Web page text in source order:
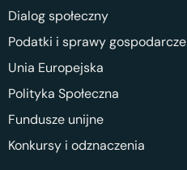
Dialog społeczny
Podatki i sprawy gospodarcze
Unia Europejska
Polityka Społeczna
Fundusze unijne
Konkursy i odznaczenia